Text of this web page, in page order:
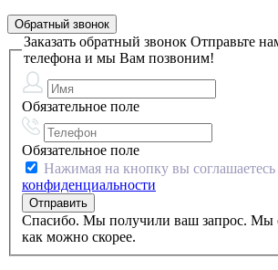
Обратный звонок
Заказать обратный звонок Отправьте
телефона и мы Вам позвоним!
Обязательное поле
Обязательное поле
Нажимая на кнопку вы соглашаетесь
конфиденциальности
Спасибо. Мы получили ваш запрос. Мы
как можно скорее.